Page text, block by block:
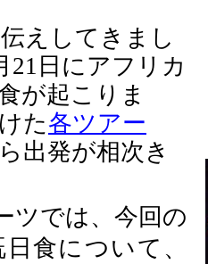
えしてきまし
21日にアフリカ
が起こりま
た各ツアー
出発が相次き
ツでは、今回の
食について、